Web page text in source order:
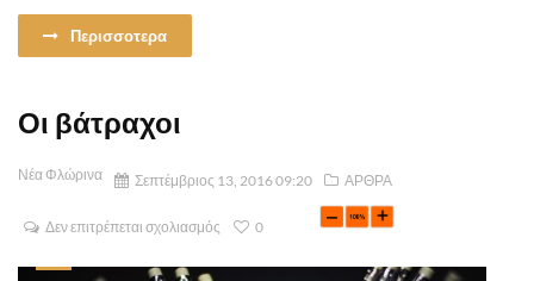
Περισσοτερα
Οι βάτραχοι
Νέα Φλώρινα Σεπτέμβριος 13, 2016 09:20 ΑΡΘΡΑ
Δεν επιτρέπεται σχολιασμός 0